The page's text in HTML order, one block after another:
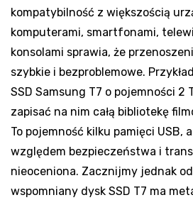
kompatybilność z większością
komputerami, smartfonami,
konsolami sprawia, że
szybkie i bezproblemowe.
SSD Samsung T7 o pojemności 2
zapisać na nim całą bibliotekę
To pojemność kilku pamięci USB,
względem bezpieczeństwa i
nieoceniona. Zacznijmy jednak
wspomniany dysk SSD T7 ma